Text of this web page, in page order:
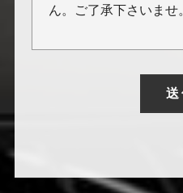
ん。ご了承下さいませ。